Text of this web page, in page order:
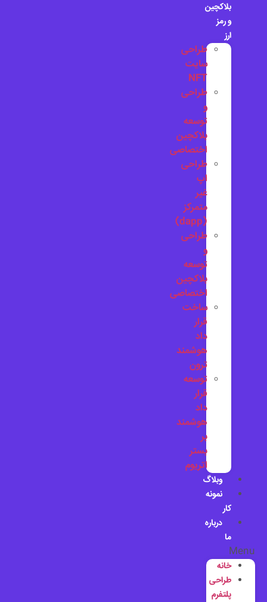
بلاکچین
و رمز
ارز
طراحی
سایت
NFT
طراحی
توسعه
بلاکچین
اختصاصی
طراحی
اپ
غیر
متمرکز
طراحی
توسعه
بلاکچین
اختصاصی
ساخت
قرار
داد
هوشمند
ترون
توسعه
قرار
داد
هوشمند
بر
بستر
اتریوم
وبلاگ
نمونه
کار
درباره
ما
Menu
خانه
طراحی
پلتفرم